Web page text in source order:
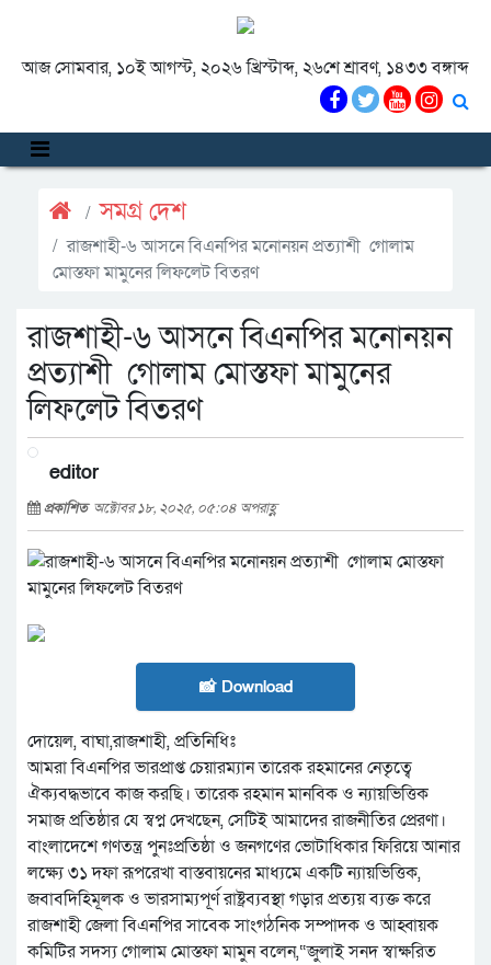
আজ সোমবার, ১০ই আগস্ট, ২০২৬ খ্রিস্টাব্দ, ২৬শে শ্রাবণ, ১৪৩৩ বঙ্গাব্দ
সমগ্র দেশ
রাজশাহী-৬ আসনে বিএনপির মনোনয়ন প্রত্যাশী গোলাম
মোস্তফা মামুনের লিফলেট বিতরণ
রাজশাহী-৬ আসনে বিএনপির মনোনয়ন
প্রত্যাশী গোলাম মোস্তফা মামুনের
লিফলেট বিতরণ
editor
প্রকাশিত অক্টোবর ১৮, ২০২৫, ০৫:০৪ অপরাহ্ণ
📸 Download
দোয়েল, বাঘা,রাজশাহী, প্রতিনিধিঃ
আমরা বিএনপির ভারপ্রাপ্ত চেয়ারম্যান তারেক রহমানের নেতৃত্বে
ঐক্যবদ্ধভাবে কাজ করছি। তারেক রহমান মানবিক ও ন্যায়ভিত্তিক
সমাজ প্রতিষ্ঠার যে স্বপ্ন দেখছেন, সেটিই আমাদের রাজনীতির প্রেরণা।
বাংলাদেশে গণতন্ত্র পুনঃপ্রতিষ্ঠা ও জনগণের ভোটাধিকার ফিরিয়ে আনার
লক্ষ্যে ৩১ দফা রূপরেখা বাস্তবায়নের মাধ্যমে একটি ন্যায়ভিত্তিক,
জবাবদিহিমূলক ও ভারসাম্যপূর্ণ রাষ্ট্রব্যবস্থা গড়ার প্রত্যয় ব্যক্ত করে
রাজশাহী জেলা বিএনপির সাবেক সাংগঠনিক সম্পাদক ও আহ্বায়ক
কমিটির সদস্য গোলাম মোস্তফা মামুন বলেন,“জুলাই সনদ স্বাক্ষরিত